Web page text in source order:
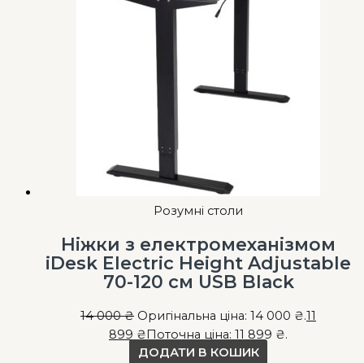
Розумні столи
Ніжки з електромеханізмом
iDesk Electric Height Adjustable
70-120 см USB Black
14 000₴ Оригінальна ціна: 14 000 ₴.11
899 ₴Поточна ціна: 11 899 ₴.
ДОДАТИ В КОШИК